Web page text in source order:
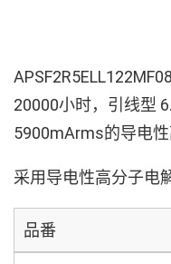
20000小时，引线型
5900mArms的导电性
采用导电性高分子电
品番